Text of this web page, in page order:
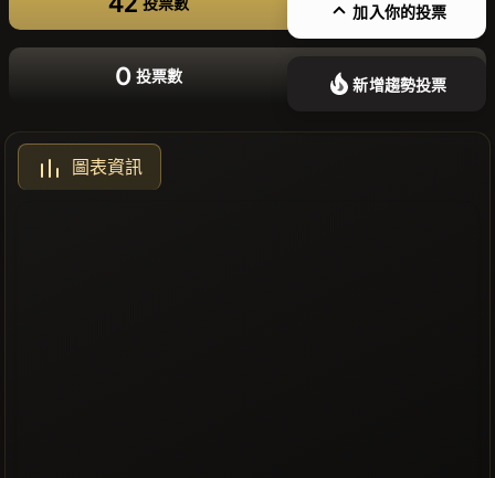
加入你的投票
0 投票數 新增趨勢投票
圖表資訊